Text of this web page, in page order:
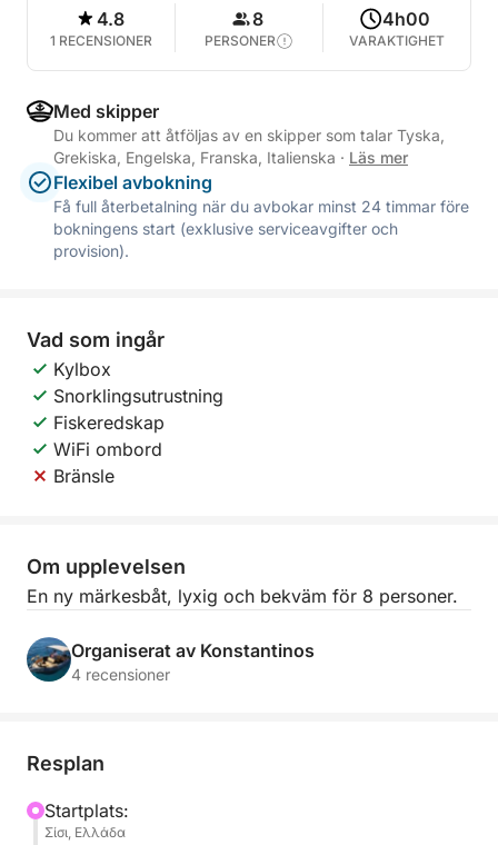
4.8
1 RECENSIONER
8
PERSONER
4h00
VARAKTIGHET
Med skipper
Du kommer att åtföljas av en skipper som talar Tyska,
Grekiska, Engelska, Franska, Italienska · Läs mer
Flexibel avbokning
Få full återbetalning när du avbokar minst 24 timmar före
bokningens start (exklusive serviceavgifter och
provision).
Vad som ingår
Kylbox
Snorklingsutrustning
Fiskeredskap
WiFi ombord
Bränsle
Om upplevelsen
En ny märkesbåt, lyxig och bekväm för 8 personer.
Organiserat av Konstantinos
4 recensioner
Resplan
Startplats:
Σίσι, Ελλάδα